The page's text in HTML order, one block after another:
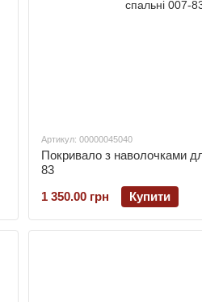
Артикул: 00000045040
Покривало з наволочками
83
1 350.00 грн
Купити